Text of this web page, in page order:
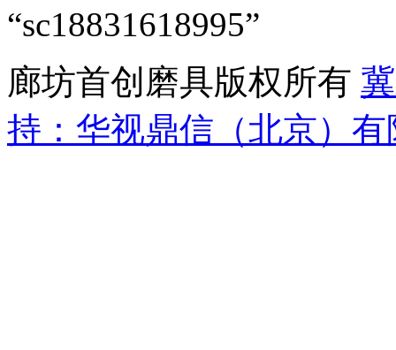
“sc18831618995”
廊坊首创磨具版权所有
持：华视鼎信（北京）有